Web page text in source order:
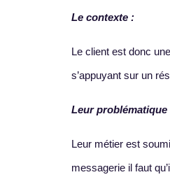
Le contexte :
Le client est donc
s’appuyant sur un
Leur problématique
Leur métier est
messagerie il faut